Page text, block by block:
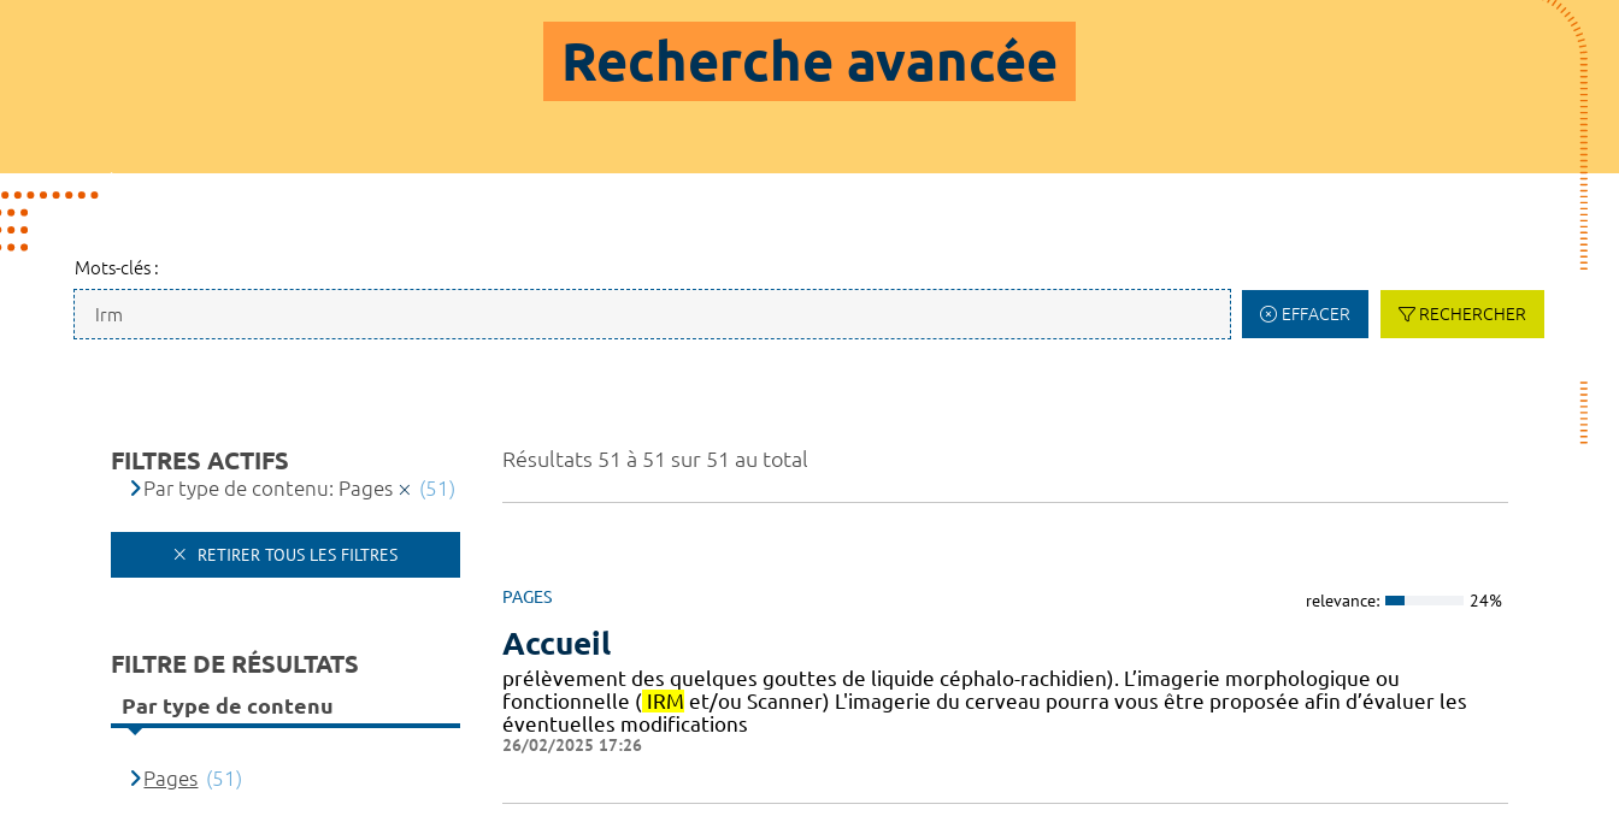
Recherche avancée
Mots-clés :
EFFACER RECHERCHER
Résultats 51 à 51 sur 51 au total
PAGES relevance: 24%
Accueil
prélèvement des quelques gouttes de liquide céphalo-rachidien). L’imagerie morphologique ou
fonctionnelle ( IRM et/ou Scanner) L'imagerie du cerveau pourra vous être proposée afin d’évaluer les
éventuelles modifications
26/02/2025 17:26
FILTRES ACTIFS
Par type de contenu: Pages (51)
RETIRER TOUS LES FILTRES
FILTRE DE RÉSULTATS
Par type de contenu
Pages (51)